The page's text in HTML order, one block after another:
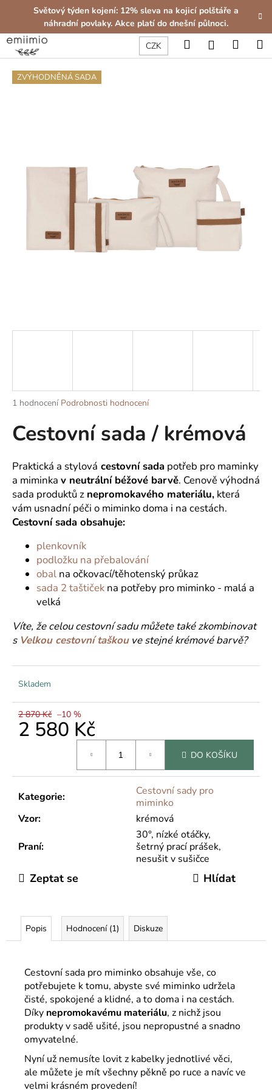
Světový týden kojení: 12% sleva na kojicí polštáře a
náhradní povlaky. Akce platí do dnešní půlnoci.
CZK
HledatPřihlášení
Průměrné
produktu
je
z
5
hvězdiček.
1 hodnocení Podrobnosti hodnocení
Cestovní sada / krémová
Praktická a stylová cestovní sada potřeb pro maminky
a miminka v neutrální béžové barvě. Cenově výhodná
sada produktů z nepromokavého materiálu, která
vám usnadní péči o miminko doma i na cestách.
Cestovní sada obsahuje:
plenkovník
podložku na přebalování
obal na očkovací/těhotenský průkaz
sada 2 taštiček na potřeby pro miminko - malá a
velká
Víte, že celou cestovní sadu můžete také zkombinovat
s Velkou cestovní taškouve stejné krémové barvě?
Skladem
2 870 Kč –10 %
2 580 Kč
DO KOŠÍKU
Kategorie:
Cestovní sady pro
miminko
Vzor: krémová
Praní:
30°, nízké otáčky,
šetrný prací prášek,
nesušit v sušičce
Zeptat se Hlídat
ZVÝHODNĚNÁ SADA
Popis Hodnocení (1) Diskuze
Cestovní sada pro miminko obsahuje vše, co
potřebujete k tomu, abyste své miminko udržela
čisté, spokojené a klidné, a to doma i na cestách.
Díky nepromokavému materiálu, z nichž jsou
produkty v sadě ušité, jsou nepropustné a snadno
omyvatelné.
Nyní už nemusíte lovit z kabelky jednotlivé věci,
ale můžete je mít všechny pěkně po ruce a navíc ve
velmi krásném provedení!
š
í
Zpět
Zpět
C
o
t
D
o
p
o
r